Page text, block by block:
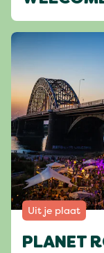
Uit je plaat
PLANET